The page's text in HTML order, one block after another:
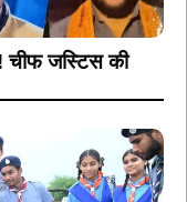
चीफ जस्टिस की